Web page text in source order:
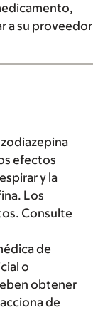
a su proveedor
efectos
y la
Los
Consulte
de
o
obtener
de